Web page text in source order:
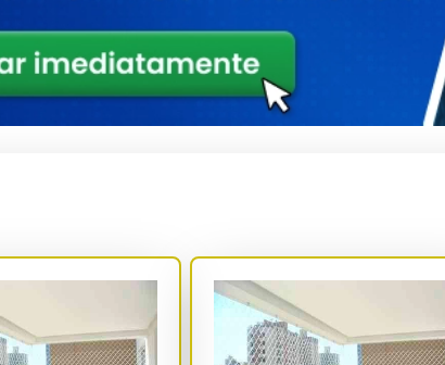
ensaio de exposição acelerada em câmara de
horas de radiação UVB (ciclo 4 h UV a 60°C e 4 h
de ruptura. O aditivo antioxidante HALS (Hindered
72 e 120 meses de exposição contínua.
objetos. A redução do downtime operacional por
8 meses frente ao custo médio de sinistro registrado
rede cristal transparente ou preta, com fio de 2.0
queda de crianças e pets sem comprometer a
dimensional 100%, controle de nó por torque
de retenção mecânica.